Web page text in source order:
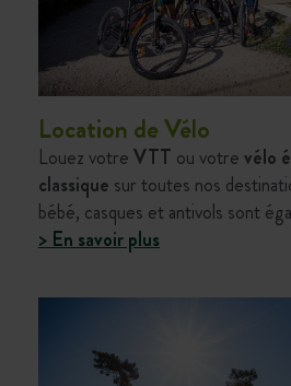
Location de Vélo
Louez votreVTT ou votrevélo
classique sur toutes nos
bébé, casques et antivols sont
> En savoir plus